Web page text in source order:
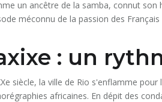
un ancêtre de la samba, connut
méconnu de la passion des
: un
siècle, la ville de Rio s'enflamme
africaines. En dépit des